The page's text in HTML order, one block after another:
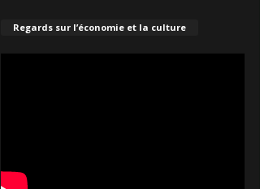
Regards sur l’économie et la culture